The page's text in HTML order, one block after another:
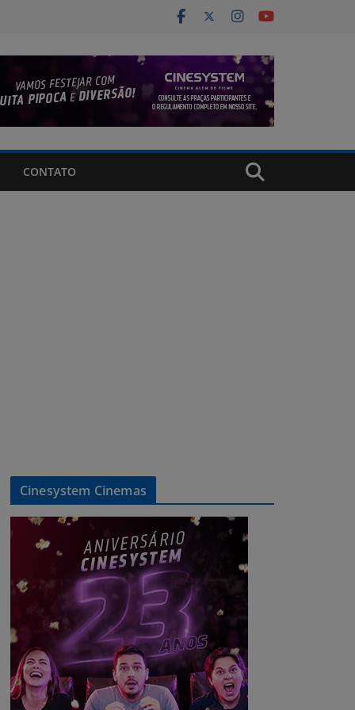
CONTATO
Cinesystem Cinemas